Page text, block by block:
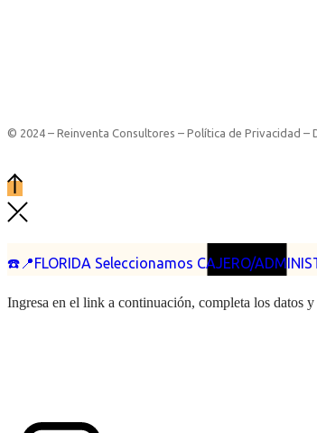
☎️📍FLORIDA Seleccionamos CAJERO/
© 2024 – Reinventa Consultores – Política de Privacidad –
Ingresa en el link a continuación, completa los datos